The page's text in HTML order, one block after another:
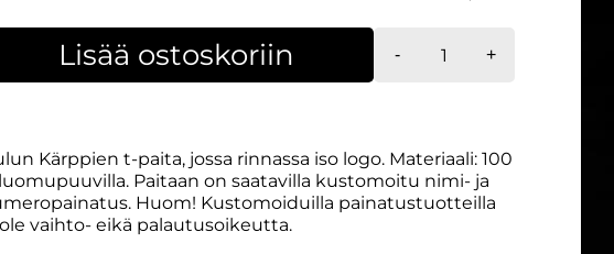
-
määrä
+
Lisää ostoskoriin
Kärppien t-paita, jossa rinnassa iso logo. Materiaali: 100
Paitaan on saatavilla kustomoitu nimi- ja
Huom! Kustomoiduilla painatustuotteilla
vaihto- eikä palautusoikeutta.